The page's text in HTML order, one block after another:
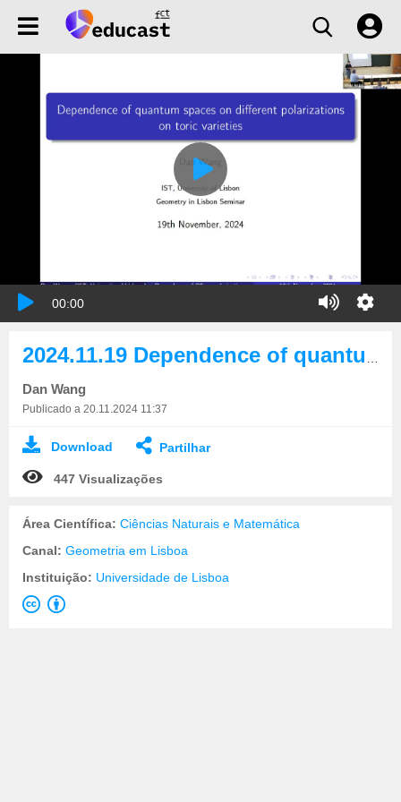
00:00
Dan Wang
Publicado a 20.11.2024 11:37
Download Partilhar
447 Visualizações
Área Científica: Ciências Naturais e Matemática
Canal: Geometria em Lisboa
Instituição: Universidade de Lisboa